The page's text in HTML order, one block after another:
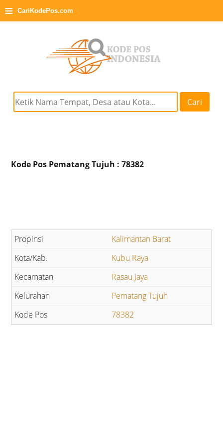
≡ CariKodePos.com
Cari
Kode Pos Pematang Tujuh : 78382
Kalimantan Barat
Kubu Raya
Rasau Jaya
Pematang Tujuh
78382